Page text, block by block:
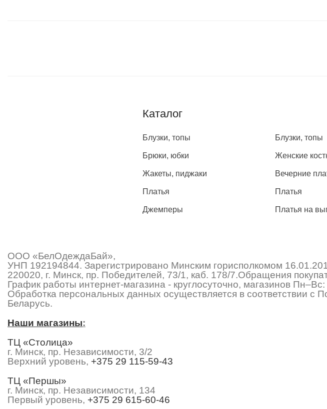
Каталог
Блузки, топы
Брюки, юбки
Жакеты, пиджаки
Платья
Джемперы
Блузки, топы
Женские
Вечерние
Платья
Платья на
ООО «БелОдеждаБай»,
УНП 192194844. Зарегистрировано Минским горисполкомом
220020, г. Минск, пр. Победителей, 73/1, каб. 178/7.Обращения
График работы интернет-магазина - круглосуточно, магазинов
Обработка персональных данных осуществляется в соответствии с
Беларусь.
Наши магазины:
ТЦ «Столица»
г. Минск, пр. Независимости, 3/2
Верхний уровень, +375 29 115-59-43
ТЦ «Першы»
г. Минск, пр. Независимости, 134
Первый уровень, +375 29 615-60-46